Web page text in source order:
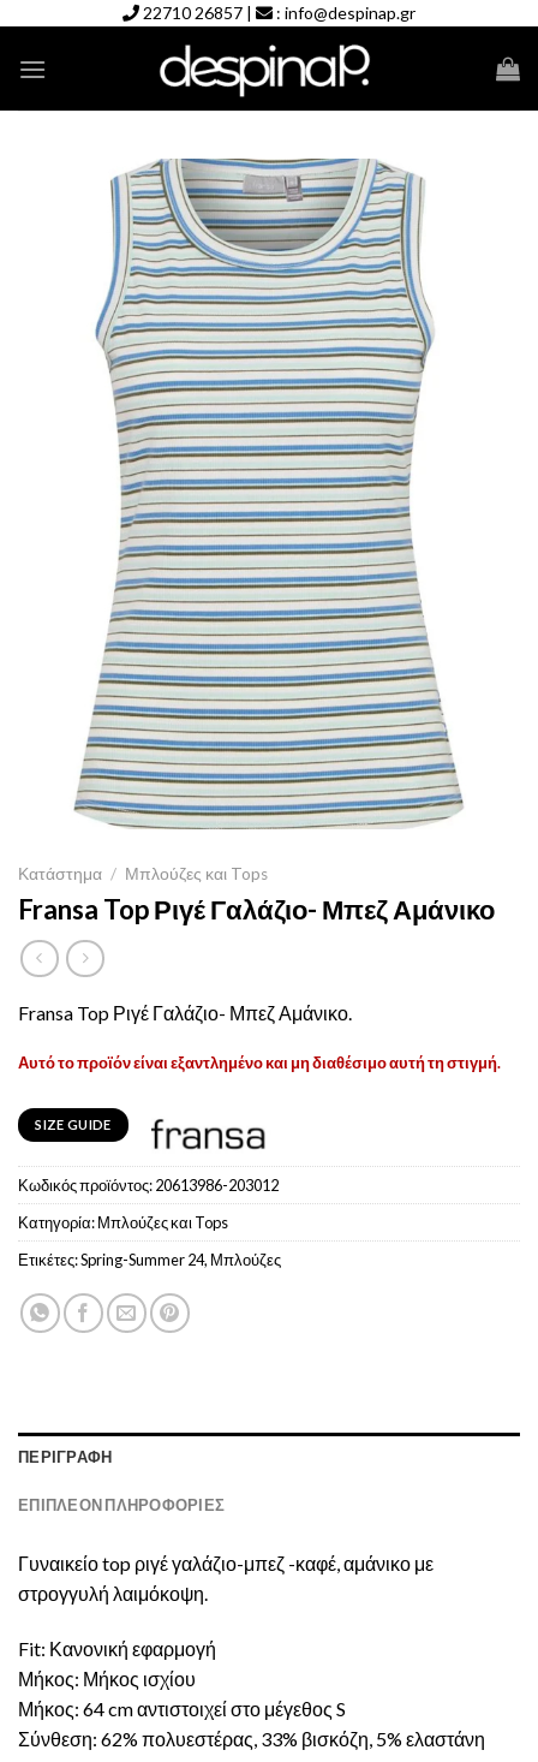
content
22710 26857 | : info@despinap.gr
Κατάστημα / Μπλούζες και Tops
Fransa Top Ριγέ Γαλάζιο- Μπεζ Αμάνικο
Fransa Top Ριγέ Γαλάζιο- Μπεζ Αμάνικο.
Αυτό το προϊόν είναι εξαντλημένο και μη διαθέσιμο αυτή τη στιγμή.
SIZE GUIDE
Κωδικός προϊόντος:20613986-203012
Κατηγορία:Μπλούζες και Tops
Ετικέτες:Spring-Summer 24, Μπλούζες
ΠΕΡΙΓΡΑΦΉ
ΕΠΙΠΛΈΟΝ ΠΛΗΡΟΦΟΡΊΕΣ
Γυναικείο top ριγέ γαλάζιο-μπεζ -καφέ, αμάνικο με
στρογγυλή λαιμόκοψη.
Fit: Κανονική εφαρμογή
Μήκος: Μήκος ισχίου
Μήκος: 64 cm αντιστοιχεί στο μέγεθος S
Σύνθεση: 62% πολυεστέρας, 33% βισκόζη, 5% ελαστάνη